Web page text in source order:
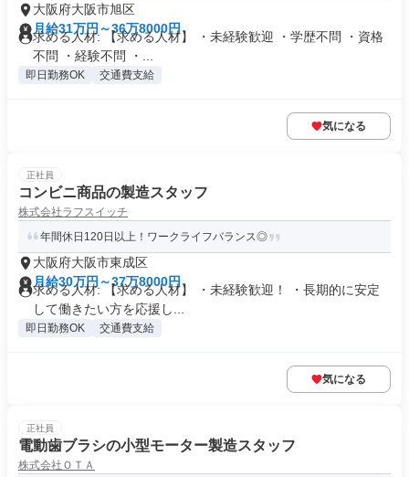
大阪府大阪市旭区
月給31万円～36万8000円
求める人材: 【求める人材】 ・未経験歓迎 ・学歴不問 ・資格
不問 ・経験不問 ・...
即日勤務OK 交通費支給
気になる
正社員
コンビニ商品の製造スタッフ
株式会社ラフスイッチ
年間休日120日以上！ワークライフバランス◎
大阪府大阪市東成区
月給30万円～37万8000円
求める人材: 【求める人材】 ・未経験歓迎！ ・長期的に安定
して働きたい方を応援し...
即日勤務OK 交通費支給
気になる
正社員
電動歯ブラシの小型モーター製造スタッフ
株式会社ＯＴＡ